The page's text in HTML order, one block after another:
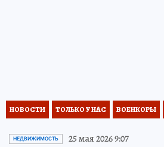
НОВОСТИ ТОЛЬКО У НАС ВОЕНКОРЫ
НЕДВИЖИМОСТЬ 25 мая 2026 9:07